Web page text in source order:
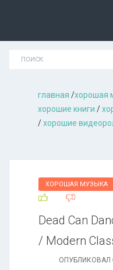
главная /хорошая
хорошие книги /
/хорошие
ХОРОШАЯ МУЗЫКА
Dead Can
/ Modern
ОПУБЛИКОВАЛ